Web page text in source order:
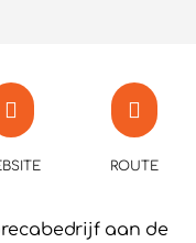
ROUTE
aan de